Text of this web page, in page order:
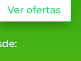
Ver ofertas